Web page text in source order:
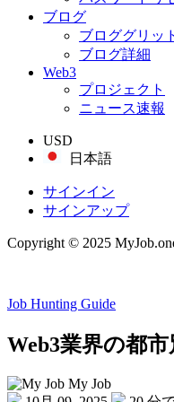
ブログ
ブロググリッ
ブログ詳細
Web3
プロジェクト
ニュース速報
USD
日本語
サインイン
サインアップ
Copyright © 2025
Job Hunting Guide
Web3業界の都
My Job